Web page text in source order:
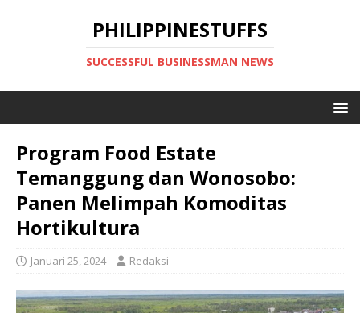
PHILIPPINESTUFFS
SUCCESSFUL BUSINESSMAN NEWS
Program Food Estate
Temanggung dan Wonosobo:
Panen Melimpah Komoditas
Hortikultura
Januari 25, 2024 Redaksi